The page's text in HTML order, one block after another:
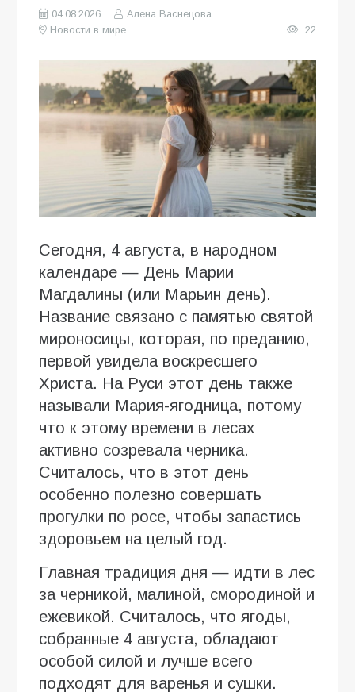
04.08.2026
Алена Васнецова
Новости в мире
22
Сегодня, 4 августа, в народном
календаре — День Марии
Магдалины (или Марьин день).
Название связано с памятью святой
мироносицы, которая, по преданию,
первой увидела воскресшего
Христа. На Руси этот день также
называли Мария-ягодница, потому
что к этому времени в лесах
активно созревала черника.
Считалось, что в этот день
особенно полезно совершать
прогулки по росе, чтобы запастись
здоровьем на целый год.
Главная традиция дня — идти в лес
за черникой, малиной, смородиной и
ежевикой. Считалось, что ягоды,
собранные 4 августа, обладают
особой силой и лучше всего
подходят для варенья и сушки.